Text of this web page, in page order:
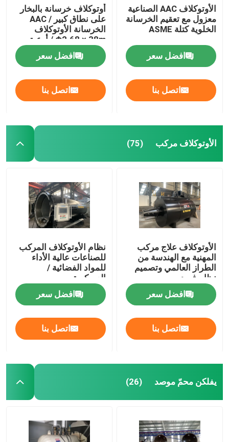
الأوتوكلاف AAC الصناعية
معزول مع تعقيم الخرسانة
الخلوية كتلة ASME
افضل سعر
اتصل بنا
أوتوكلاف خرسانة بالبخار
على نطاق كبير / AAC
الخرسانة الأوتوكلاف
Φ2.68 × 38m / أوعية
الضغط
افضل سعر
اتصل بنا
الأوتوكلاف مركب (75)
الأوتوكلاف علاج مركب
المهنية مع الهندسة من
الطراز العالمي وتصميم
نظام فريد
افضل سعر
اتصل بنا
نظام الأوتوكلاف المركب
للصناعات عالية الأداء
للمواد الفضائية /
العسكرية
افضل سعر
اتصل بنا
يفلكن محمّ موصد (26)